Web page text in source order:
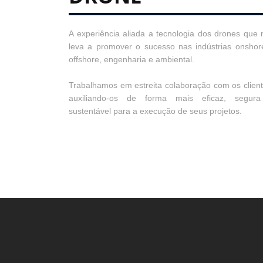
A experiência aliada a tecnologia dos drones que
leva a promover o sucesso nas indústrias
offshore, engenharia e ambiental.
Trabalhamos em estreita colaboração com os
auxiliando-os de forma mais eficaz,
sustentável para a execução de seus projetos.